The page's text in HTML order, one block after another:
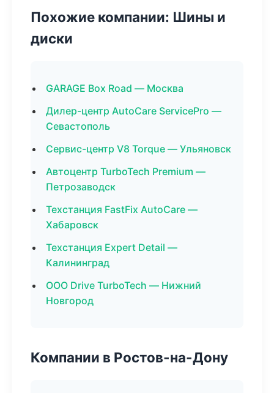
Похожие компании: Шины и
диски
GARAGE Box Road — Москва
Дилер-центр AutoCare ServicePro —
Севастополь
Сервис-центр V8 Torque — Ульяновск
Автоцентр TurboTech Premium —
Петрозаводск
Техстанция FastFix AutoCare —
Хабаровск
Техстанция Expert Detail —
Калининград
ООО Drive TurboTech — Нижний
Новгород
Компании в Ростов-на-Дону